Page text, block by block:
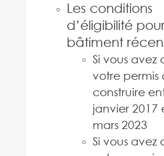
Les conditions
d’éligibilité
bâtiment
Si vous avez
votre permis
construire
janvier 2017
mars 2023
Si vous avez